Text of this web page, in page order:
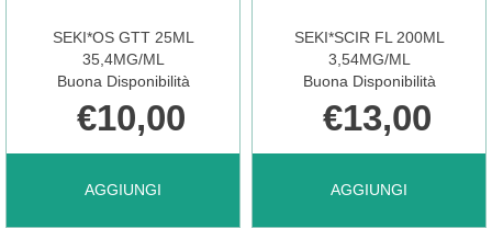
SEKI*OS GTT 25ML
35,4MG/ML
Buona Disponibilità
€10,00
AGGIUNGI
AGGIUNGI SEKI*OS
SEKI*SCIR FL 200ML
3,54MG/ML
Buona Disponibilità
€13,00
AGGIUNGI
AGGIUNGI SEKI*SCIR